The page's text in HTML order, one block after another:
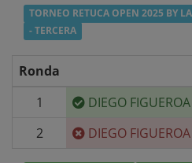
TORNEO RETUCA OPEN 2025 BY
- TERCERA
Ronda
1
DIEGO
2
DIEGO